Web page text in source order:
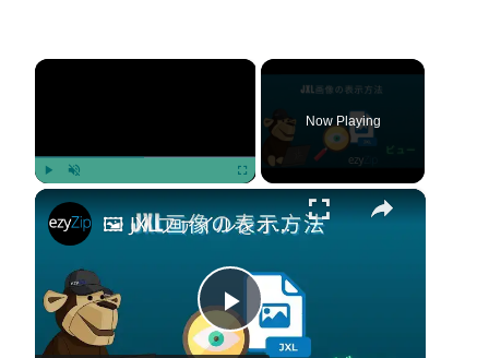
×
Now Playing
×
P
🖼️ JXLファイルをオンラインで無料で閲覧する方法 | ソフトウェアのインストール不要